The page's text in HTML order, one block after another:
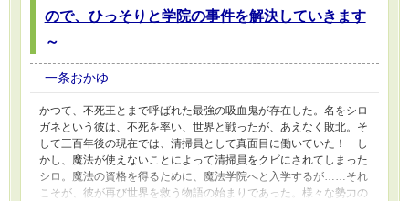
ので、ひっそりと学院の事件を解決していきます
～
一条おかゆ
かつて、不死王とまで呼ばれた最強の吸血鬼が存在した。名をシロ
ガネという彼は、不死を率い、世界と戦ったが、あえなく敗北。そ
して三百年後の現在では、清掃員として真面目に働いていた！ し
かし、魔法が使えないことによって清掃員をクビにされてしまった
シロ。魔法の資格を得るために、魔法学院へと入学するが……それ
こそが、彼が再び世界を救う物語の始まりであった。様々な勢力の